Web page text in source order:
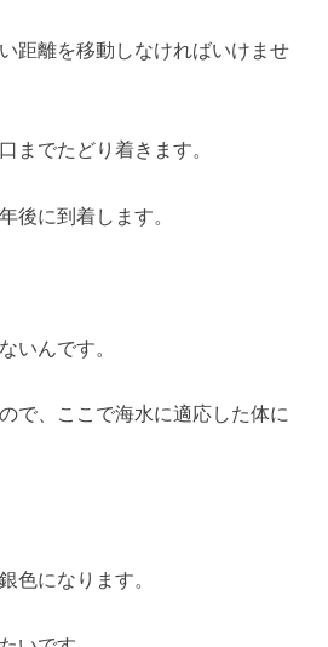
距離を移動しなければいけませ
までたどり着きます。
後に到着します。
いんです。
で、ここで海水に適応した体に
色になります。